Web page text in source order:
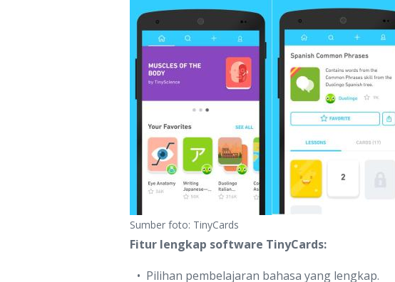
Sumber foto: TinyCards
Fitur lengkap software TinyCards:
Pilihan pembelajaran bahasa yang lengkap.